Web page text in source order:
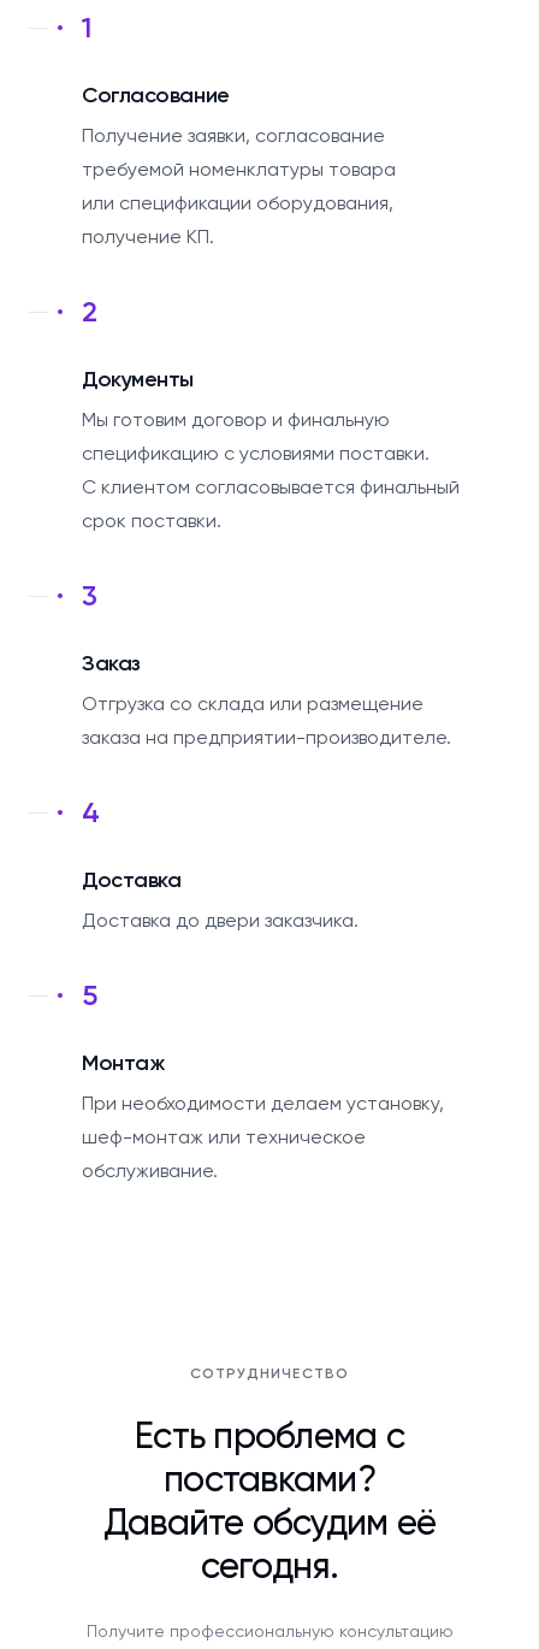
1
Согласование
Получение заявки, согласование
требуемой номенклатуры товара
или спецификации оборудования,
получение КП.
2
Документы
Мы готовим договор и финальную
спецификацию с условиями поставки.
С клиентом согласовывается финальный
срок поставки.
3
Заказ
Отгрузка со склада или размещение
заказа на предприятии-производителе.
4
Доставка
Доставка до двери заказчика.
5
Монтаж
При необходимости делаем установку,
шеф-монтаж или техническое
обслуживание.
СОТРУДНИЧЕСТВО
Есть проблема с
поставками?
Давайте обсудим её
сегодня.
Получите профессиональную консультацию